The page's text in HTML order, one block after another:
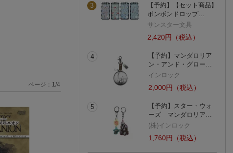
ページ： 1 /4
3
【予約】【セット商品】
ボンボンドロップ…
サンスター文具
2,420円（税込）
4
【予約】マンダロリア
ン・アンド・グロー…
インロック
2,000円（税込）
5
【予約】スター・ウォ
ーズ マンダロリア…
(株)インロック
1,760円（税込）